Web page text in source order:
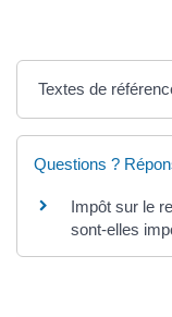
Textes de
Questions ?
Impôt sur le
sont-elles